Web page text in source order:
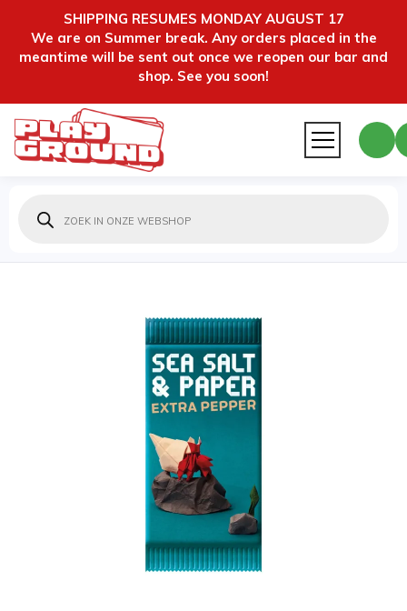
SHIPPING RESUMES MONDAY AUGUST 17
We are on Summer break. Any orders placed in the
meantime will be sent out once we reopen our bar and
shop. See you soon!
zoeken